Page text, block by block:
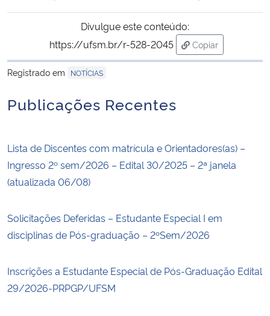
Divulgue este conteúdo:
https://ufsm.br/r-528-2045
Copiar
para área de
Registrado em
NOTÍCIAS
Publicações Recentes
Lista de Discentes com matrícula e Orientadores(as) –
Ingresso 2º sem/2026 – Edital 30/2025 – 2ª janela
(atualizada 06/08)
Solicitações Deferidas – Estudante Especial I em
disciplinas de Pós-graduação – 2ºSem/2026
Inscrições a Estudante Especial de Pós-Graduação Edital
29/2026-PRPGP/UFSM